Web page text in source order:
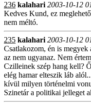
236 kalahari 2003-10-12
Kedves Kund, ez
nem méltó.
235 kalahari 2003-10-12
Csatlakozom, én is
az nem ugyanaz. Nem
Czilleinek szép hang kell?
elég hamar elteszik láb
kívül milyen történelmi
Szinetár a politikai jelleget